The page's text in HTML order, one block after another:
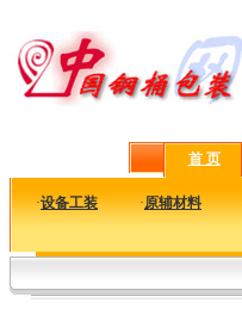
首 页
·设备工装 ·原辅材料